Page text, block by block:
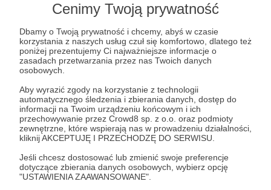
Cenimy Twoją prywatność
Dbamy o Twoją prywatność i chcemy, abyś w czasie
korzystania z naszych usług czuł się komfortowo, dlatego też
poniżej prezentujemy Ci najważniejsze informacje o
zasadach przetwarzania przez nas Twoich danych
osobowych.
Aby wyrazić zgody na korzystanie z technologii
automatycznego śledzenia i zbierania danych, dostęp do
informacji na Twoim urządzeniu końcowym i ich
przechowywanie przez Crowd8 sp. z o.o. oraz podmioty
zewnętrzne, które wspierają nas w prowadzeniu działalności,
kliknij AKCEPTUJĘ I PRZECHODZĘ DO SERWISU.
Jeśli chcesz dostosować lub zmienić swoje preferencje
dotyczące zbierania danych osobowych, wybierz opcję
"USTAWIENIA ZAAWANSOWANE".
materiały tam na biężąco.
Dzięki, że jesteście, że wspieracie kanał i
obiecuję, że w 2026 roku dam z siebie jeszcze
więcej, bo mam cały wór nowych pomysłów!
Pozdrawiam
Karaś
Udostępnij